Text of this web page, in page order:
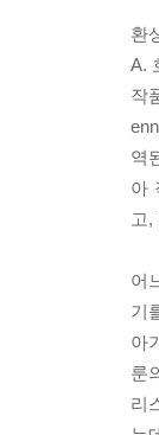
환
A.
작
역
아
고,
어
기
아
룬
리